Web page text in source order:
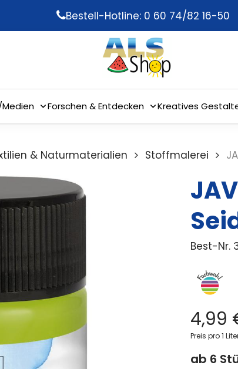
Bestell-Hotline: 0 60 74/82 16-50
Forschen & Entdecken Kreatives
& Naturmaterialien Stoffmalerei
Best-Nr.
4,99
Preis pro 1
ab 6